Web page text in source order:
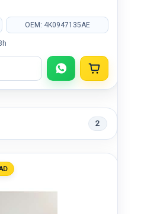
OEM: 4K0947135AE
2